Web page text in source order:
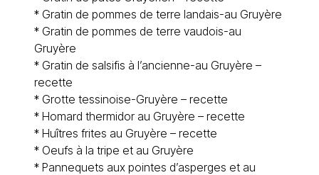
* Gratin de pommes de terre landais-au Gruyère
* Gratin de pommes de terre vaudois-au
Gruyère
* Gratin de salsifis à l’ancienne-au Gruyère –
recette
* Grotte tessinoise-Gruyère – recette
* Homard thermidor au Gruyère – recette
* Huîtres frites au Gruyère – recette
* Oeufs à la tripe et au Gruyère
* Pannequets aux pointes d’asperges et au